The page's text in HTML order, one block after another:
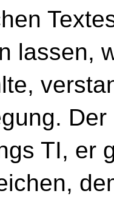
lassen,
TI, er